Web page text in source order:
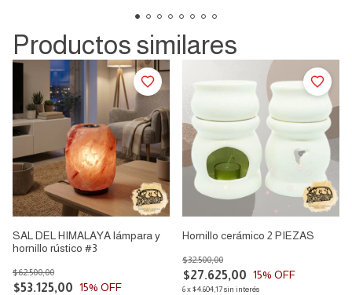
Productos similares
SAL DEL HIMALAYA lámpara y
hornillo rústico #3
$53.125,00
$62.500,00
15% OFF
Hornillo cerámico 2 PIEZAS
$27.625,00
$32.500,00
15% OFF
6x$4.604,17sin interés